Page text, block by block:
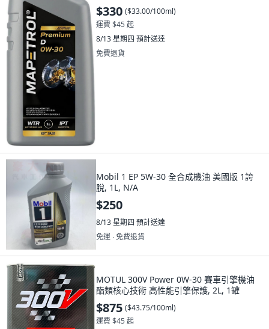
$330 ($33.00/100ml)
運費 $45 起
8/13 星期四 預計送達
免費退貨
Mobil 1 EP 5W-30 全合成機油 美國版 1誇
脫, 1L, N/A
$250
8/13 星期四 預計送達
免運 ∙ 免費退貨
MOTUL 300V Power 0W-30 賽車引擎機油
酯類核心技術 高性能引擎保護, 2L, 1罐
$875 ($43.75/100ml)
運費 $45 起